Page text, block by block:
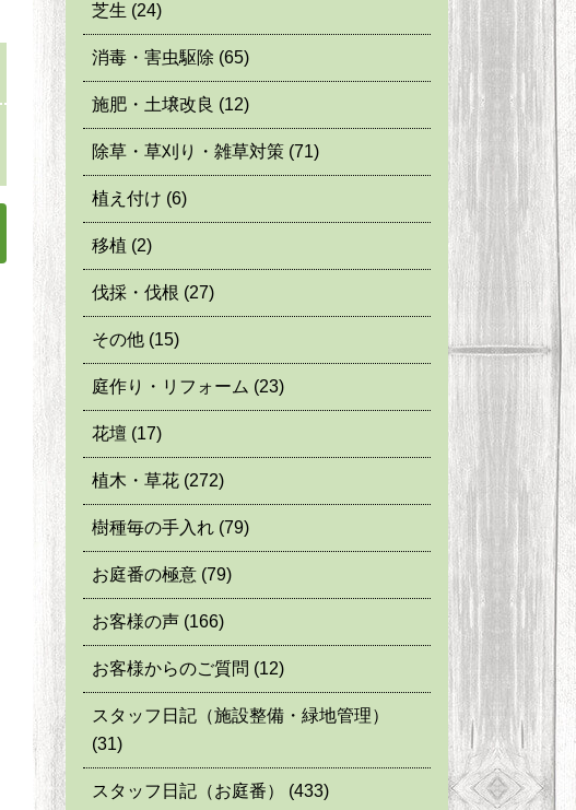
芝生 (24)
消毒・害虫駆除 (65)
施肥・土壌改良 (12)
除草・草刈り・雑草対策 (71)
植え付け (6)
移植 (2)
伐採・伐根 (27)
その他 (15)
庭作り・リフォーム (23)
花壇 (17)
植木・草花 (272)
樹種毎の手入れ (79)
お庭番の極意 (79)
お客様の声 (166)
お客様からのご質問 (12)
スタッフ日記（施設整備・緑地管理）
(31)
スタッフ日記（お庭番） (433)